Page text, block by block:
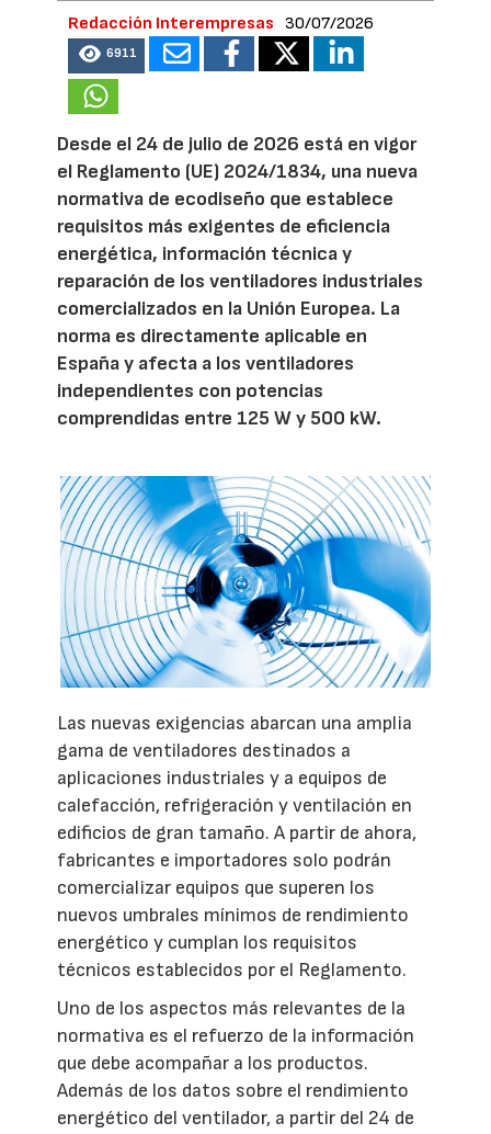
Redacción Interempresas 30/07/2026
6911
Desde el 24 de julio de 2026 está en vigor
el Reglamento (UE) 2024/1834, una nueva
normativa de ecodiseño que establece
requisitos más exigentes de eficiencia
energética, información técnica y
reparación de los ventiladores industriales
comercializados en la Unión Europea. La
norma es directamente aplicable en
España y afecta a los ventiladores
independientes con potencias
comprendidas entre 125 W y 500 kW.
Las nuevas exigencias abarcan una amplia
gama de ventiladores destinados a
aplicaciones industriales y a equipos de
calefacción, refrigeración y ventilación en
edificios de gran tamaño. A partir de ahora,
fabricantes e importadores solo podrán
comercializar equipos que superen los
nuevos umbrales mínimos de rendimiento
energético y cumplan los requisitos
técnicos establecidos por el Reglamento.
Uno de los aspectos más relevantes de la
normativa es el refuerzo de la información
que debe acompañar a los productos.
Además de los datos sobre el rendimiento
energético del ventilador, a partir del 24 de